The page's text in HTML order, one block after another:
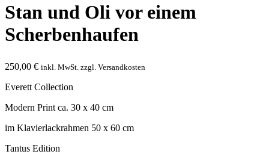
Stan und Oli vor einem
Scherbenhaufen
250,00 € inkl. MwSt. zzgl. Versandkosten
Everett Collection
Modern Print ca. 30 x 40 cm
im Klavierlackrahmen 50 x 60 cm
Tantus Edition